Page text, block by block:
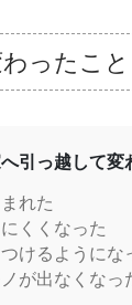
ったこ
引っ越して変
れた
くくなった
けるようにな
が出なくなっ